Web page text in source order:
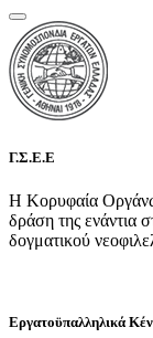
Γ.Σ.Ε.Ε
Η Κορυφαία
δράση της ενάντια
δογματικού
Εργατοϋπαλληλικά